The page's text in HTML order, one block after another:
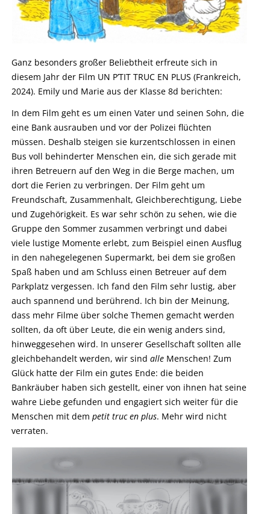
Ganz besonders großer Beliebtheit erfreute sich in
diesem Jahr der Film UN P’TIT TRUC EN PLUS (Frankreich,
2024). Emily und Marie aus der Klasse 8d berichten:
In dem Film geht es um einen Vater und seinen Sohn, die
eine Bank ausrauben und vor der Polizei flüchten
müssen. Deshalb steigen sie kurzentschlossen in einen
Bus voll behinderter Menschen ein, die sich gerade mit
ihren Betreuern auf den Weg in die Berge machen, um
dort die Ferien zu verbringen. Der Film geht um
Freundschaft, Zusammenhalt, Gleichberechtigung, Liebe
und Zugehörigkeit. Es war sehr schön zu sehen, wie die
Gruppe den Sommer zusammen verbringt und dabei
viele lustige Momente erlebt, zum Beispiel einen Ausflug
in den nahegelegenen Supermarkt, bei dem sie großen
Spaß haben und am Schluss einen Betreuer auf dem
Parkplatz vergessen. Ich fand den Film sehr lustig, aber
auch spannend und berührend. Ich bin der Meinung,
dass mehr Filme über solche Themen gemacht werden
sollten, da oft über Leute, die ein wenig anders sind,
hinweggesehen wird. In unserer Gesellschaft sollten alle
gleichbehandelt werden, wir sind alleMenschen! Zum
Glück hatte der Film ein gutes Ende: die beiden
Bankräuber haben sich gestellt, einer von ihnen hat seine
wahre Liebe gefunden und engagiert sich weiter für die
Menschen mit dem petit truc en plus. Mehr wird nicht
verraten.